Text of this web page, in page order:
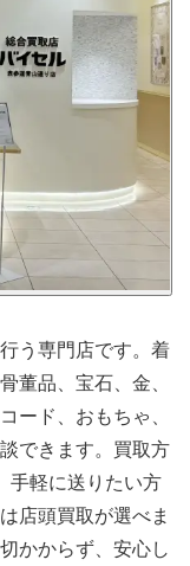
う専門店です。着
董品、宝石、金、
ード、おもちゃ、
できます。買取方
手軽に送りたい方
店頭買取が選べま
かからず、安心し